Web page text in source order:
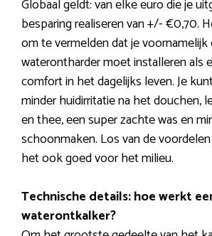
Globaal geldt: van elke euro die je
besparing realiseren van +/- €0,70.
om te vermelden dat je voornamelijk
waterontharder moet installeren als
comfort in het dagelijks leven. Je
minder huidirritatie na het douchen,
en thee, een super zachte was en
schoonmaken. Los van de
het ook goed voor het milieu.
Technische details: hoe werkt
waterontkalker?